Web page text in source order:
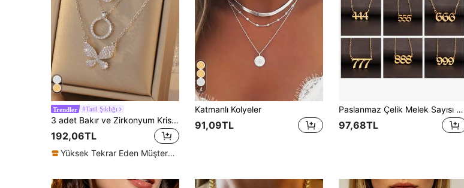
Trendler #Tatil Şıklığı
3 adet Bakır ve Zirkonyum Kristal Zarif Su Damlası, Kelebek, Yuvarlak Kolye, Üst Düzey Tasarım Çok Yönlü Kadın Köprücük Kemiği Zinciri, Dekoratif Hediye
192,06TL
Yüksek Tekrar Eden Müşteriler
4
Katmanlı Kolyeler
91,09TL
Paslanmaz Çelik Melek Sayısı Kolye Kadınlar İçin Şans Takısı 777 444 222 Sayı Kolye Ucu Ona Hediye
97,68TL